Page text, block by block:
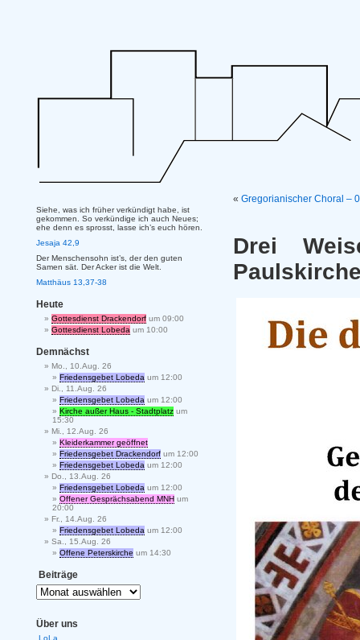
« Gregorianischer Choral –
Drei
Siehe, was ich früher verkündigt habe, ist
gekommen. So verkündige ich auch Neues;
ehe denn es sprosst, lasse ich’s euch hören.
Jesaja 42,9
Der Menschensohn ist’s, der den guten
Samen sät. Der Acker ist die Welt.
Matthäus 13,37-38
Heute
Gottesdienst Drackendorf um 09:00
Gottesdienst Lobeda um 10:00
Demnächst
Mo., 10.Aug. 26
Friedensgebet Lobeda um 12:00
Di., 11.Aug. 26
Friedensgebet Lobeda um 12:00
Kirche außer Haus - Stadtplatz um
15:30
Mi., 12.Aug. 26
Kleiderkammer geöffnet
Friedensgebet Drackendorf um 12:00
Friedensgebet Lobeda um 12:00
Do., 13.Aug. 26
Friedensgebet Lobeda um 12:00
Offener Gesprächsabend MNH um
20:00
Fr., 14.Aug. 26
Friedensgebet Lobeda um 12:00
Sa., 15.Aug. 26
Offene Peterskirche um 14:30
Beiträge
Über uns
LoLa